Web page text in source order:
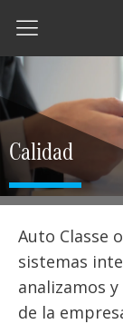
Calidad
Auto Classe
sistemas
analizamos
de la